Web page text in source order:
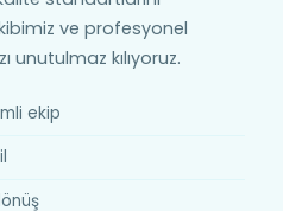
ve profesyonel
unutulmaz kılıyoruz.
ekip